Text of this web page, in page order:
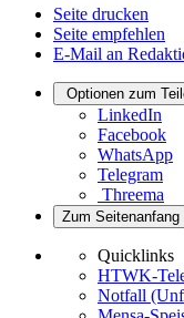
Seite drucken
Seite empfehlen
E-Mail an
Optionen zum
LinkedIn
Facebook
WhatsApp
Telegram
Threema
Zum Seitenanfang
Quicklinks
HTWK-
Notfall